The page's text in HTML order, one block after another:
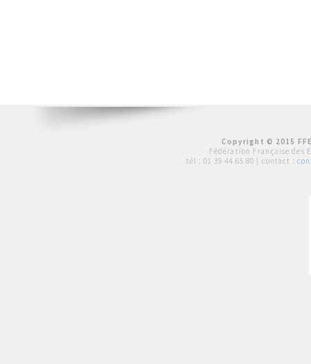
Copyright © 2015
Fédération Française des
tél : 01 39 44 65 80 | contact :